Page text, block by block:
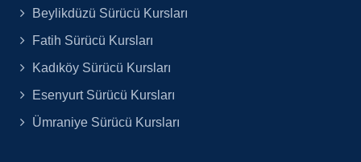
Beylikdüzü Sürücü Kursları
Fatih Sürücü Kursları
Kadıköy Sürücü Kursları
Esenyurt Sürücü Kursları
Ümraniye Sürücü Kursları